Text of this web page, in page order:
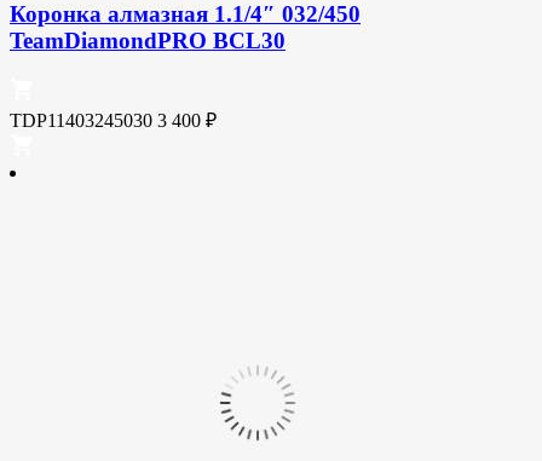
Коронка алмазная 1.1/4″ 032/450
TeamDiamondPRO BCL30
TDP11403245030 3 400 ₽